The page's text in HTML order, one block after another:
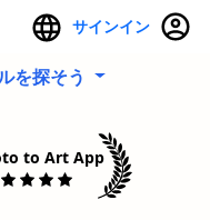
サインイン
を探そう
to Art App